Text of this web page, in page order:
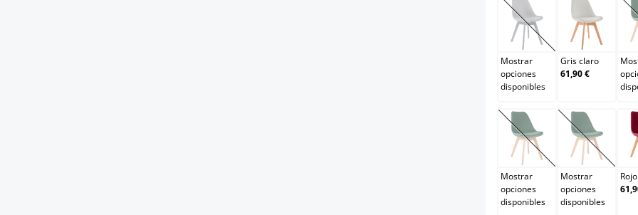
Gris/gris
(Esta opción no está
Mostrar
opciones
disponibles
Gris claro
Gris claro
61,90 €
Negro
(Esta opción no está
Mostrar
opciones
disponibles
Negro/
(Esta
Mostrar
opciones
disponibles
Rojo